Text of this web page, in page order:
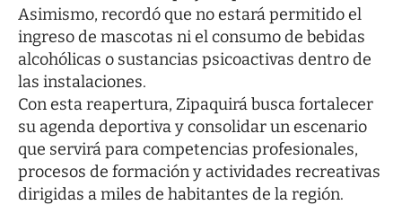
Asimismo, recordó que no estará permitido el
ingreso de mascotas ni el consumo de bebidas
alcohólicas o sustancias psicoactivas dentro de
las instalaciones.
Con esta reapertura, Zipaquirá busca fortalecer
su agenda deportiva y consolidar un escenario
que servirá para competencias profesionales,
procesos de formación y actividades recreativas
dirigidas a miles de habitantes de la región.